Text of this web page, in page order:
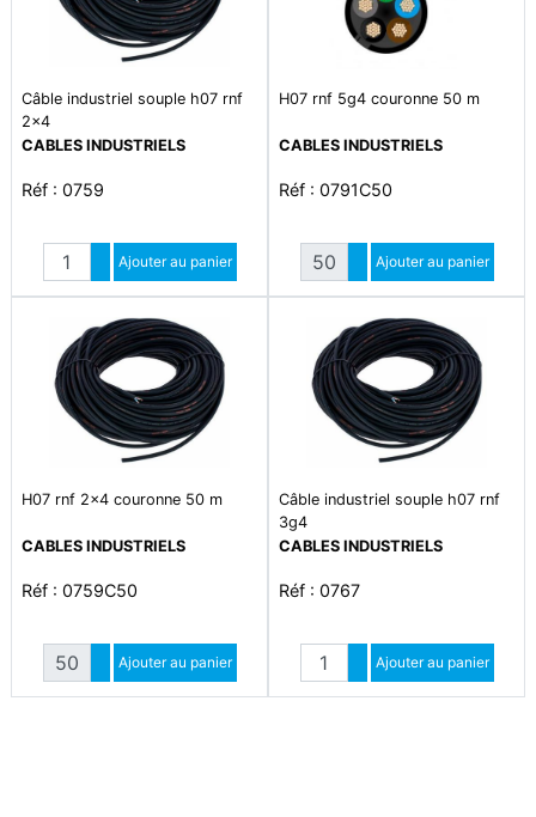
Câble industriel souple h07 rnf
2x4
CABLES INDUSTRIELS
Réf : 0759
Quantité
Augmenter quantité
Diminuer quantité
Ajouter au panier
H07 rnf 5g4 couronne 50 m
CABLES INDUSTRIELS
Réf : 0791C50
Quantité
Augmenter quantité
Diminuer quantité
Ajouter au panier
H07 rnf 2x4 couronne 50 m
CABLES INDUSTRIELS
Réf : 0759C50
Quantité
Augmenter quantité
Diminuer quantité
Ajouter au panier
Câble industriel souple h07 rnf
3g4
CABLES INDUSTRIELS
Réf : 0767
Quantité
Augmenter quantité
Diminuer quantité
Ajouter au panier